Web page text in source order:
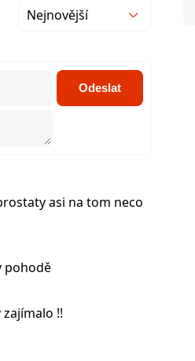
Nejnovější
Odeslat
asi na tom neco
pohodě
!!